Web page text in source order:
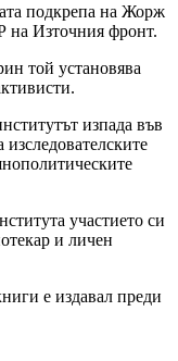
подкрепа на Жорж
на Източния фронт.
той установява
изпада във
участието си
и личен
е издавал преди